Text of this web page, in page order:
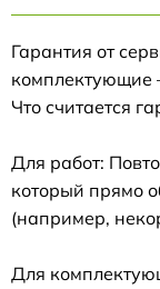
Гарантия от
комплектующие
Что считается
Для работ:
который прямо
(например,
Для